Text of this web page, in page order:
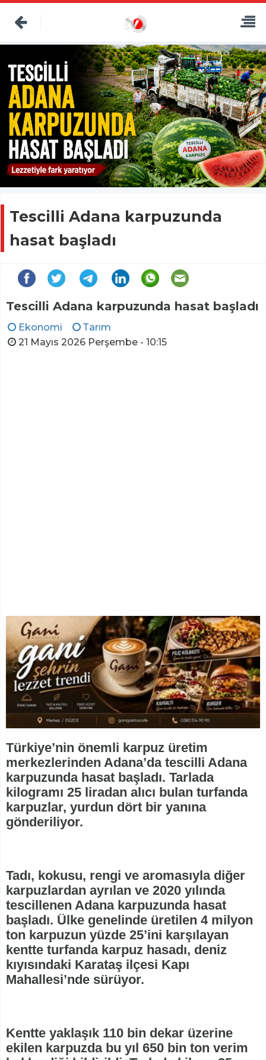
Tescilli Adana karpuzunda
hasat başladı
Tescilli Adana karpuzunda hasat başladı
Ekonomi
Tarım
21 Mayıs 2026 Perşembe - 10:15
Türkiye’nin önemli karpuz üretim
merkezlerinden Adana’da tescilli Adana
karpuzunda hasat başladı. Tarlada
kilogramı 25 liradan alıcı bulan turfanda
karpuzlar, yurdun dört bir yanına
gönderiliyor.
Tadı, kokusu, rengi ve aromasıyla diğer
karpuzlardan ayrılan ve 2020 yılında
tescillenen Adana karpuzunda hasat
başladı. Ülke genelinde üretilen 4 milyon
ton karpuzun yüzde 25’ini karşılayan
kentte turfanda karpuz hasadı, deniz
kıyısındaki Karataş ilçesi Kapı
Mahallesi’nde sürüyor.
Kentte yaklaşık 110 bin dekar üzerine
ekilen karpuzda bu yıl 650 bin ton verim